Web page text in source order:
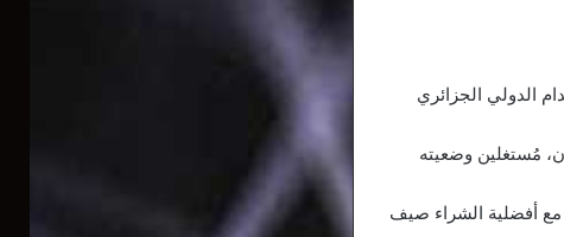
04 الألماني، بغرض إستقدام الدولي الجزائري
مُستغلين وضعيته
أفضلية الشراء صيف